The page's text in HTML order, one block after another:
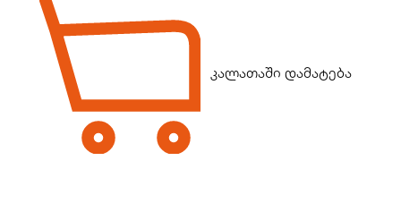
კალათაში დამატება